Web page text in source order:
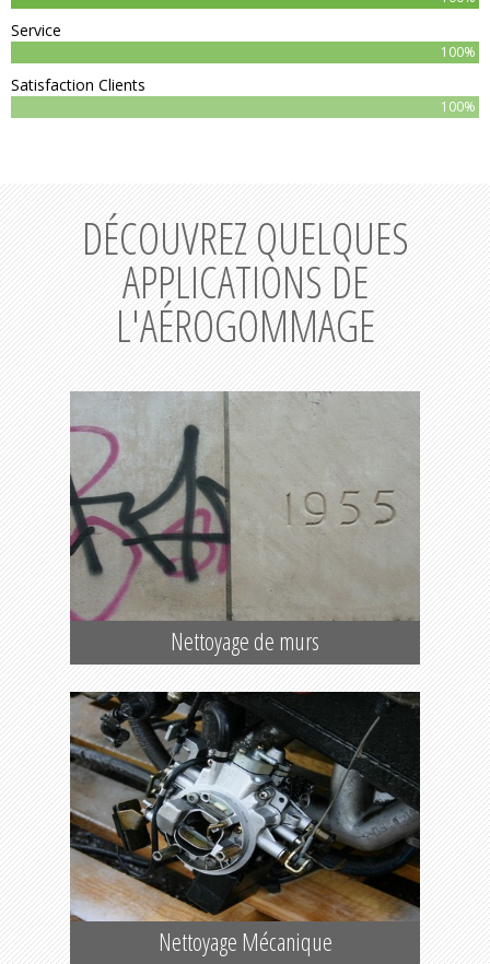
Service
100%
Satisfaction Clients
100%
DÉCOUVREZ QUELQUES
APPLICATIONS DE
L'AÉROGOMMAGE
Nettoyage de murs
Nettoyage Mécanique